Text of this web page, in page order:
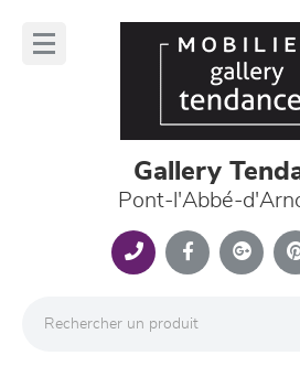
Gallery
Pont-l'Abbé-